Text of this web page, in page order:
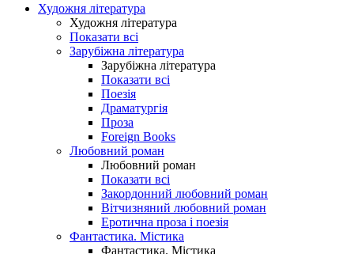
Художня література
Художня література
Показати всі
Зарубіжна література
Зарубіжна література
Показати всі
Поезія
Драматургія
Проза
Foreign Books
Любовний роман
Любовний роман
Показати всі
Закордонний любовний роман
Вітчизняний любовний роман
Еротична проза і поезія
Фантастика. Містика
Фантастика. Містика